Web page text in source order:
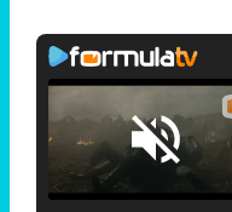
25.30%